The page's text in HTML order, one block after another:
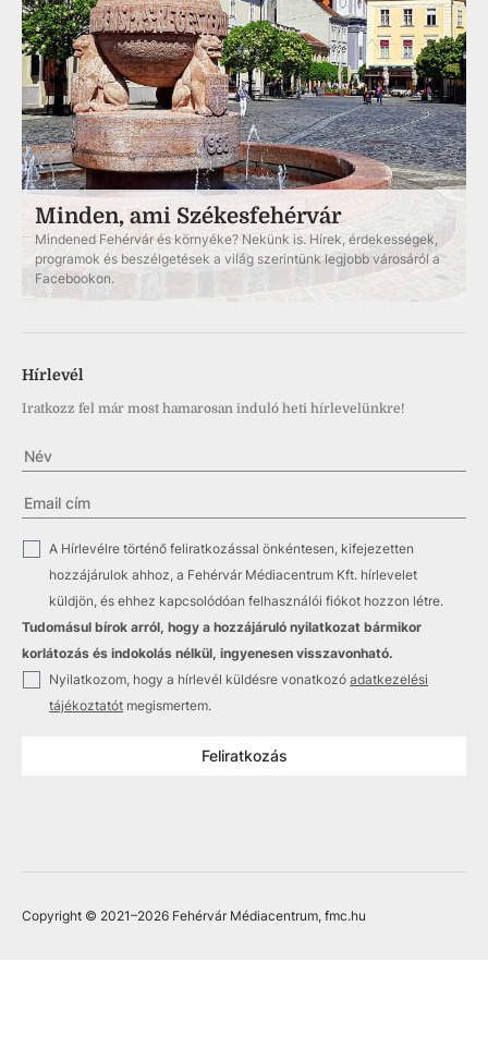
Minden, ami Székesfehérvár
Mindened Fehérvár és környéke? Nekünk is. Hírek, érdekességek,
programok és beszélgetések a világ szerintünk legjobb városáról a
Facebookon.
Hírlevél
Iratkozz fel már most hamarosan induló heti hírlevelünkre!
A Hírlevélre történő feliratkozással önkéntesen, kifejezetten
hozzájárulok ahhoz, a Fehérvár Médiacentrum Kft. hírlevelet
küldjön, és ehhez kapcsolódóan felhasználói fiókot hozzon létre.
Tudomásul bírok arról, hogy a hozzájáruló nyilatkozat bármikor
korlátozás és indokolás nélkül, ingyenesen visszavonható.
Nyilatkozom, hogy a hírlevél küldésre vonatkozó adatkezelési
tájékoztatót megismertem.
Feliratkozás
Copyright © 2021–2026 Fehérvár Médiacentrum, fmc.hu